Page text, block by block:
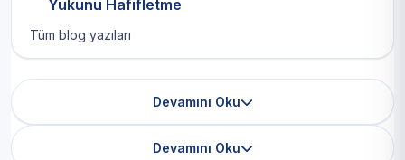
Yükünü Hafifletme
Tüm blog yazıları
Devamını Oku
Devamını Oku